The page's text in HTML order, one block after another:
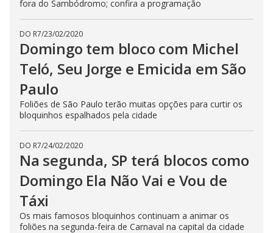
fora do Sambódromo; confira a programação
DO R7/23/02/2020
Domingo tem bloco com Michel
Teló, Seu Jorge e Emicida em São
Paulo
Foliões de São Paulo terão muitas opções para curtir os
bloquinhos espalhados pela cidade
DO R7/24/02/2020
Na segunda, SP terá blocos como
Domingo Ela Não Vai e Vou de
Táxi
Os mais famosos bloquinhos continuam a animar os
foliões na segunda-feira de Carnaval na capital da cidade